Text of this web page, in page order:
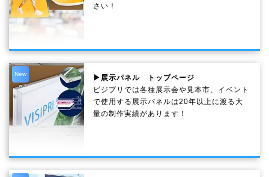
さい！
New
▶展示パネル トップページ
ビジプリでは各種展示会や見本市、イベント
で使用する展示パネルは20年以上に渡る大
量の制作実績があります！